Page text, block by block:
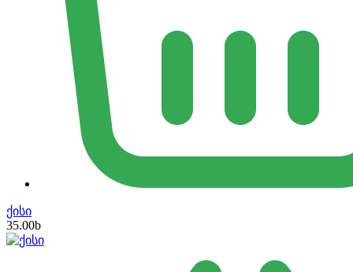
ქისი
35.00b